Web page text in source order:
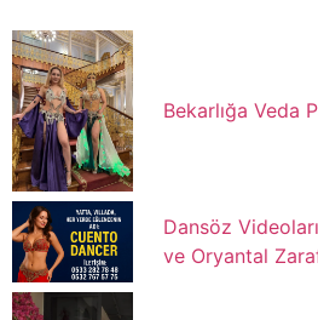
Bekarlığa Veda
Dansöz Videoları
ve Oryantal